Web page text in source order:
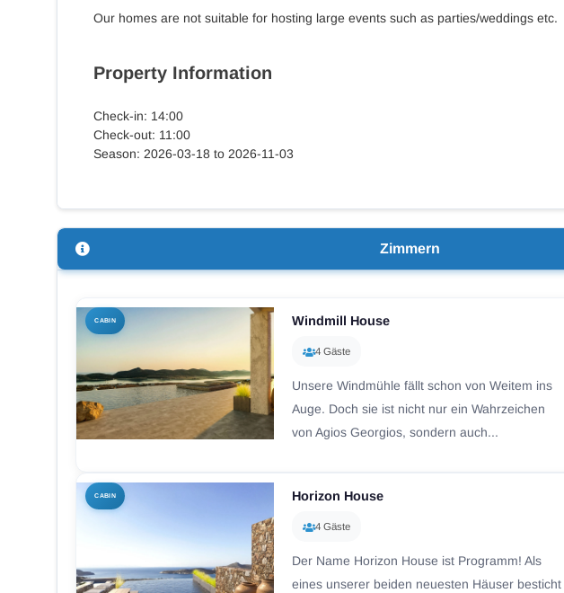
Our homes are not suitable for hosting large events such as parties/weddings etc.
Property Information
Check-in: 14:00
Check-out: 11:00
Season: 2026-03-18 to 2026-11-03
Zimmern
CABIN Windmill House
4 Gäste
Unsere Windmühle fällt schon von Weitem ins
Auge. Doch sie ist nicht nur ein Wahrzeichen
von Agios Georgios, sondern auch...
CABIN Horizon House
4 Gäste
Der Name Horizon House ist Programm! Als
eines unserer beiden neuesten Häuser besticht